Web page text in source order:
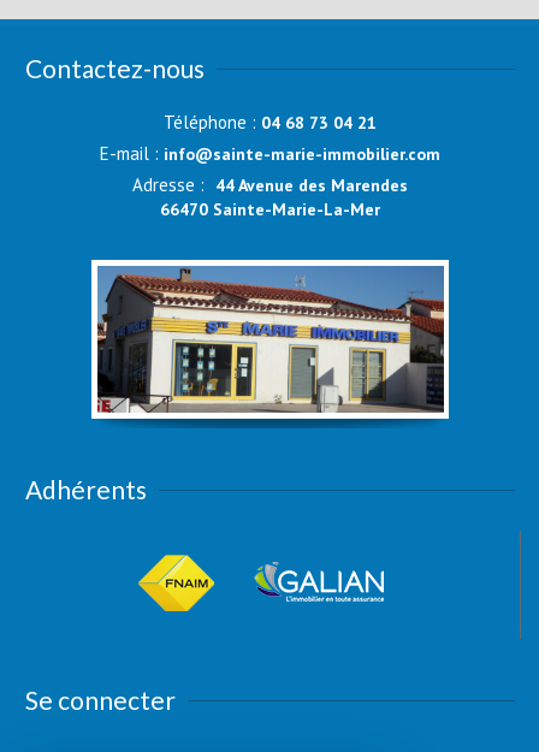
Contactez-nous
Téléphone : 04 68 73 04 21
E-mail : info@sainte-marie-immobilier.com
Adresse :
44 Avenue des Marendes
66470 Sainte-Marie-La-Mer
Adhérents
Se connecter